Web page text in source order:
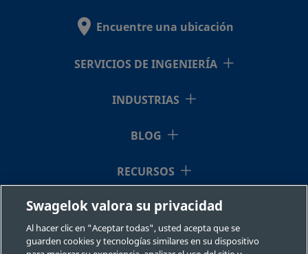
Swagelok®
B-8C-1 Latón 1/2 pulg.
Racor
Swagelok®
Encuentre una ubicación
SERVICIOS DE INGENIERÍA
INDUSTRIAS
BLOG
RECURSOS
QUIÉNES SOMOS
Swagelok valora su privacidad
Al hacer clic en "Aceptar todas", usted acepta que se
guarden cookies y tecnologías similares en su dispositivo